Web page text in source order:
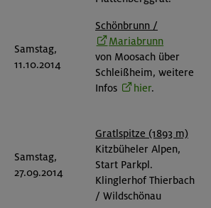
Samstag,
11.10.2014
Schönbrunn /
Mariabrunn
von Moosach über
Schleißheim, weitere
Infos
hier.
Samstag,
27.09.2014
Gratlspitze (1893 m)
Kitzbüheler Alpen,
Start Parkpl.
Klinglerhof Thierbach
/ Wildschönau